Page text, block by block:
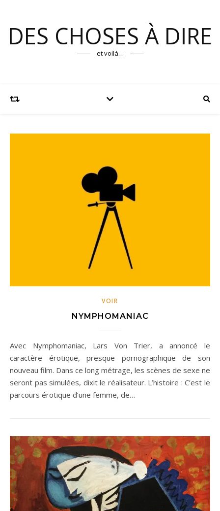
DES CHOSES À DIRE
et voilà…
VOIR
NYMPHOMANIAC
Avec Nymphomaniac, Lars Von Trier, a annoncé le
caractère érotique, presque pornographique de son
nouveau film. Dans ce long métrage, les scènes de sexe ne
seront pas simulées, dixit le réalisateur. L’histoire : C’est le
parcours érotique d’une femme, de…